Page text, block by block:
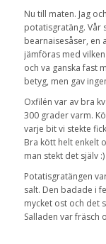
Nu till maten. Jag
potatisgratäng. Vår
bearnaisesåser, en
jämföras med
och va ganska fast
betyg, men gav
Oxfilén var av bra
300 grader varm.
varje bit vi stekte
Bra kött helt enkelt
man stekt det själv :)
Potatisgratängen
salt. Den badade i
mycket ost och det
Salladen var fräsch